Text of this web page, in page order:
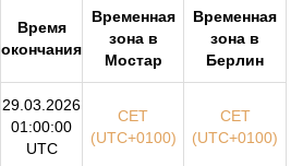
Время
окончания
Временная
зона в
Мостар
Временная
зона в
Берлин
29.03.2026
01:00:00
UTC
CET
(UTC+0100)
CET
(UTC+0100)